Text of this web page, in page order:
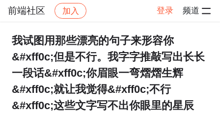
前端社区 加入 登录 频道
社区 前端社区 感慨 帖子详情
我试图用那些漂亮的句子来形容你
&#xff0c;但是不行。我字字推敲写出长长
一段话&#xff0c;你眉眼一弯熠熠生辉
&#xff0c;就让我觉得&#xff0c;不行
&#xff0c;这些文字写不出你眼里的星辰